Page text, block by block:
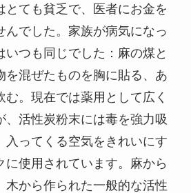
とても貧乏で、医者にお金を
んでした。家族が病気になっ
いつも同じでした：麻の煤と
を混ぜたものを胸に貼る、あ
む。現在では薬用として広く
、活性炭粉末には毒を強力吸
入ってくる空気をきれいにす
に使用されています。麻から
木から作られた一般的な活性